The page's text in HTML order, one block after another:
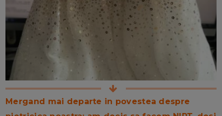
Mergand mai departe in povestea despre